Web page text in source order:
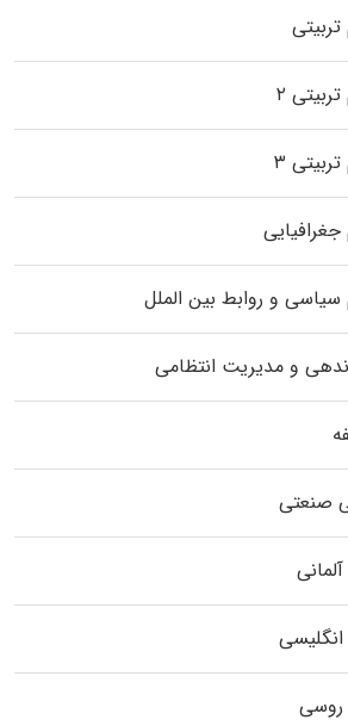
۲
۳
و روابط بین الملل
و مدیریت انتظامی
صنعتی
روسی